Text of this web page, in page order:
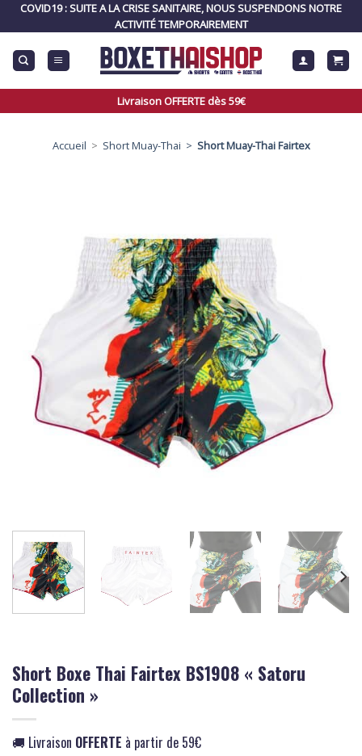
COVID19 : SUITE A LA CRISE SANITAIRE, NOUS SUSPENDONS NOTRE
ACTIVITÉ TEMPORAIREMENT
Livraison OFFERTE dès 59€
Accueil > Short Muay-Thai > Short Muay-Thai Fairtex
Short Boxe Thai Fairtex BS1908 « Satoru
Collection »
🚚 Livraison OFFERTE à partir de 59€